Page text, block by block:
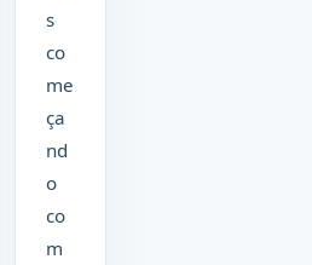
s
co
me
ça
nd
o
co
m